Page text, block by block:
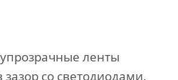
ленты
зазор со светодиодами.